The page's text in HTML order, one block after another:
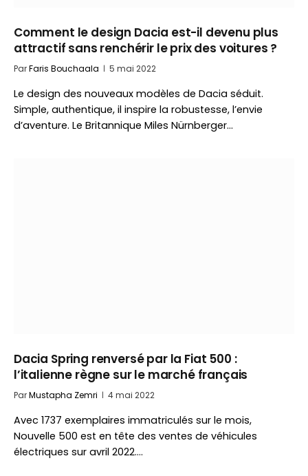
Comment le design Dacia est-il devenu plus
attractif sans renchérir le prix des voitures ?
ParFaris Bouchaala 5 mai 2022
Le design des nouveaux modèles de Dacia séduit.
Simple, authentique, il inspire la robustesse, l’envie
d’aventure. Le Britannique Miles Nürnberger…
Dacia Spring renversé par la Fiat 500 :
l’italienne règne sur le marché français
ParMustapha Zemri 4 mai 2022
Avec 1737 exemplaires immatriculés sur le mois,
Nouvelle 500 est en tête des ventes de véhicules
électriques sur avril 2022.…